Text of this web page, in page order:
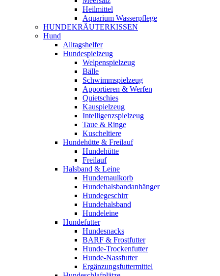
Heilmittel
Aquarium Wasserpflege
HUNDEKRÄUTERKISSEN
Hund
Alltagshelfer
Hundespielzeug
Welpenspielzeug
Bälle
Schwimmspielzeug
Apportieren & Werfen
Quietschies
Kauspielzeug
Intelligenzspielzeug
Taue & Ringe
Kuscheltiere
Hundehütte & Freilauf
Hundehütte
Freilauf
Halsband & Leine
Hundemaulkorb
Hundehalsbandanhänger
Hundegeschirr
Hundehalsband
Hundeleine
Hundefutter
Hundesnacks
BARF & Frostfutter
Hunde-Trockenfutter
Hunde-Nassfutter
Ergänzungsfuttermittel